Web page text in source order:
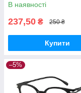
В наявності
237,50 ₴ 250 ₴
Купити
–5%